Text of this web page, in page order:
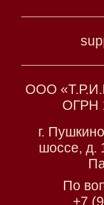
ООО
ОГРН
г.
шоссе, д.
По
+7